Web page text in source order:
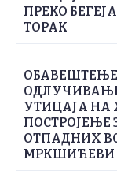
ПРЕКО
ТОРАК
ОБАВЕШТЕЊЕ
УТИЦАЈА НА
ОТПАДНИХ